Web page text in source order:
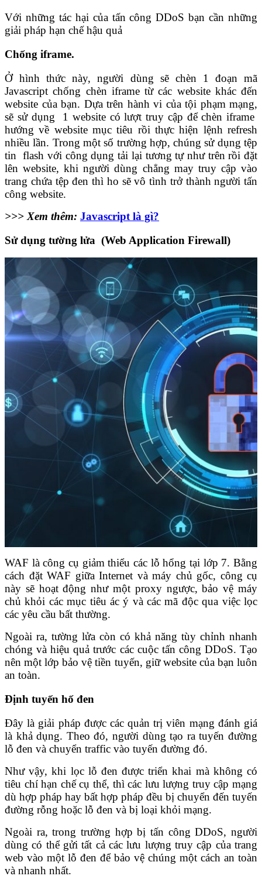
Với những tác hại của tấn công DDoS bạn cần những
giải pháp hạn chế hậu quả
Chống iframe.
Ở hình thức này, người dùng sẽ chèn 1 đoạn mã
Javascript chống chèn iframe từ các website khác đến
website của bạn. Dựa trên hành vi của tội phạm mạng,
sẽ sử dụng 1 website có lượt truy cập để chèn iframe
hướng về website mục tiêu rồi thực hiện lệnh refresh
nhiều lần. Trong một số trường hợp, chúng sử dụng tệp
tin flash với công dụng tải lại tương tự như trên rồi đặt
lên website, khi người dùng chẳng may truy cập vào
trang chứa tệp đen thì ho sẽ vô tình trở thành người tấn
công website.
>>> Xem thêm: Javascript là gì?
Sử dụng tường lửa (Web Application Firewall)
WAF là công cụ giảm thiểu các lỗ hổng tại lớp 7. Bằng
cách đặt WAF giữa Internet và máy chủ gốc, công cụ
này sẽ hoạt động như một proxy ngược, bảo vệ máy
chủ khỏi các mục tiêu ác ý và các mã độc qua việc lọc
các yêu cầu bất thường.
Ngoài ra, tường lửa còn có khả năng tùy chỉnh nhanh
chóng và hiệu quả trước các cuộc tấn công DDoS. Tạo
nên một lớp bảo vệ tiền tuyến, giữ website của bạn luôn
an toàn.
Định tuyến hố đen
Đây là giải pháp được các quản trị viên mạng đánh giá
là khả dụng. Theo đó, người dùng tạo ra tuyến đường
lỗ đen và chuyển traffic vào tuyến đường đó.
Như vậy, khi lọc lỗ đen được triển khai mà không có
tiêu chí hạn chế cụ thể, thì các lưu lượng truy cập mạng
dù hợp pháp hay bất hợp pháp đều bị chuyển đến tuyến
đường rỗng hoặc lỗ đen và bị loại khỏi mạng.
Ngoài ra, trong trường hợp bị tấn công DDoS, người
dùng có thể gửi tất cả các lưu lượng truy cập của trang
web vào một lỗ đen để bảo vệ chúng một cách an toàn
và nhanh nhất.